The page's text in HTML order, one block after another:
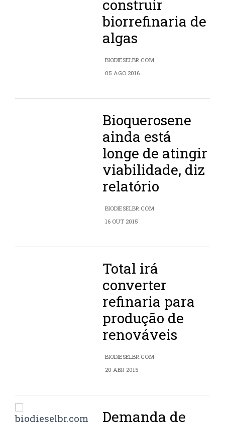
construir
biorrefinaria de
algas
BIODIESELBR.COM
05 AGO 2016
Bioquerosene
ainda está
longe de atingir
viabilidade, diz
relatório
BIODIESELBR.COM
16 OUT 2015
Total irá
converter
refinaria para
produção de
renováveis
BIODIESELBR.COM
20 ABR 2015
Demanda de